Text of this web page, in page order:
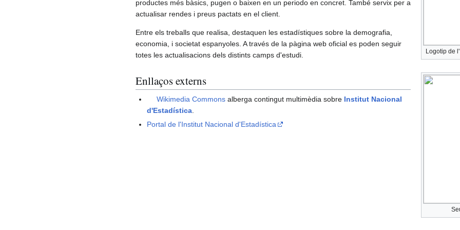
Logotip de
productes més bàsics, pugen o baixen en un periodo en concret. També servix per a
actualisar rendes i preus pactats en el client.
Entre els treballs que realisa, destaquen les estadístiques sobre la demografia,
economia, i societat espanyoles. A través de la pàgina web oficial es poden seguir
totes les actualisacions dels distints camps d'estudi.
Enllaços externs
Wikimedia Commons alberga contingut multimèdia sobre Institut Nacional
d'Estadística.
Portal de l'Institut Nacional d'Estadística